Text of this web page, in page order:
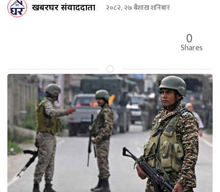
खबरघर संवाददाता २०८२, २७ बैशाख शनिबार
0
Shares